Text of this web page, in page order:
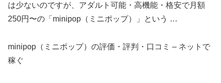
は少ないのですが、アダルト可能・高機能・格安で月額
250円〜の「minipop（ミニポップ）」という …
minipop（ミニポップ）の評価・評判・口コミ – ネットで
稼ぐ